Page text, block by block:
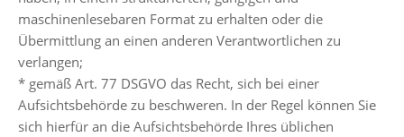
maschinenlesebaren Format zu erhalten oder die
Übermittlung an einen anderen Verantwortlichen zu
verlangen;
* gemäß Art. 77 DSGVO das Recht, sich bei einer
Aufsichtsbehörde zu beschweren. In der Regel können Sie
sich hierfür an die Aufsichtsbehörde Ihres üblichen